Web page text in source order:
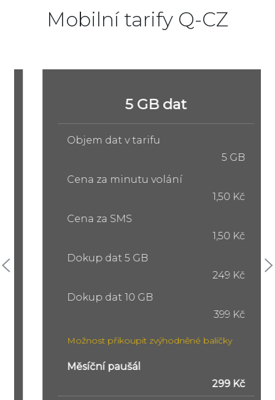
Mobilní tarify Q-CZ
5 GB dat
Objem dat v tarifu
5 GB
Cena za minutu volání
1,50 Kč
Cena za SMS
1,50 Kč
Dokup dat 5 GB
249 Kč
Dokup dat 10 GB
399 Kč
Možnost přikoupit zvýhodněné balíčky
Měsíční paušál
299 Kč